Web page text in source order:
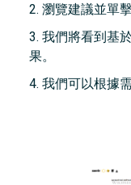
2. 瀏覽建議並單
3. 我們將看到基
果。
4. 我們可以根據